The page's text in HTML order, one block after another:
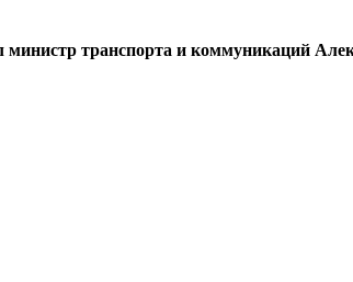
министр транспорта и коммуникаций